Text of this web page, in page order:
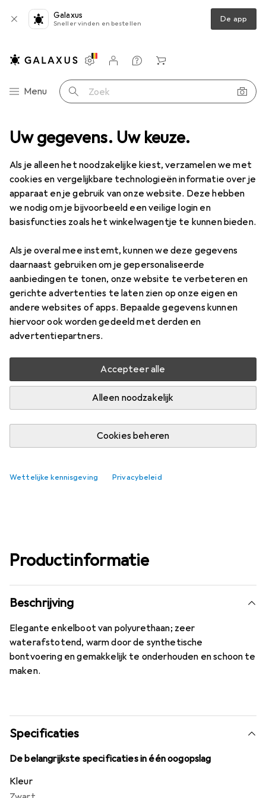
Uw gegevens. Uw keuze.
Als je alleen het noodzakelijke kiest, verzamelen we met
cookies en vergelijkbare technologieën informatie over je
apparaat en je gebruik van onze website. Deze hebben
we nodig om je bijvoorbeeld een veilige login en
basisfuncties zoals het winkelwagentje te kunnen bieden.
Als je overal mee instemt, kunnen we deze gegevens
daarnaast gebruiken om je gepersonaliseerde
aanbiedingen te tonen, onze website te verbeteren en
gerichte advertenties te laten zien op onze eigen en
andere websites of apps. Bepaalde gegevens kunnen
hiervoor ook worden gedeeld met derden en
advertentiepartners.
Accepteer alle
Alleen noodzakelijk
Cookies beheren
Wettelijke kennisgeving Privacybeleid
Galaxus
Sneller vinden en bestellen De app
Categorie navigatie
Menu Zoek op
Instellingen
Klantenaccount
Produktvergelijking
Verlanglijstje
Winkelmandje
Paardensport Paardrijkleding Rijlaarzen
1 Afbeelding
CovallieroOslo
36
Prijs in EUR inclusief BTW
EUR
48,21
1
Waarderingscijfers Merk
Meer van Covalliero
Levering tussen do, 20/8 en vr, 28/8
8 stuk op voorraad bij leverancier
Laat me weten als dit product eerder beschikbaar is
In winkelmandje
Productinformatie
Beschrijving
Elegante enkelboot van polyurethaan; zeer
waterafstotend, warm door de synthetische
bontvoering en gemakkelijk te onderhouden en schoon te
maken.
Specificaties
De belangrijkste specificaties in één oogopslag
Kleur